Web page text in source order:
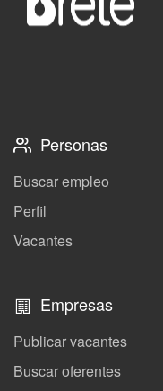
Personas
Buscar empleo
Perfil
Vacantes
Empresas
Publicar vacantes
Buscar oferentes